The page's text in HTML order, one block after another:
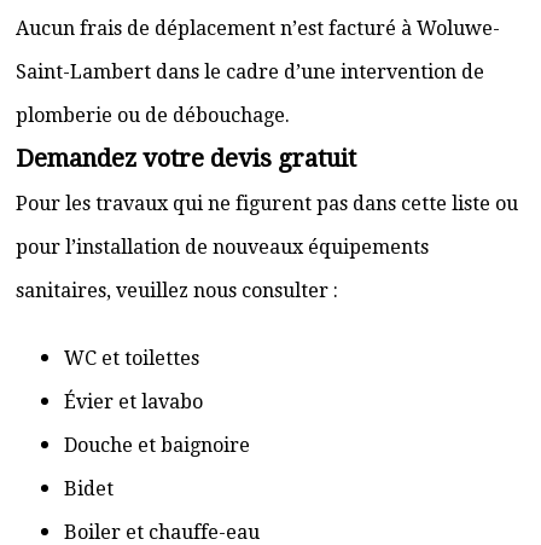
Aucun frais de déplacement n’est facturé à Woluwe-
Saint-Lambert dans le cadre d’une intervention de
plomberie ou de débouchage.
Demandez votre devis gratuit
Pour les travaux qui ne figurent pas dans cette liste ou
pour l’installation de nouveaux équipements
sanitaires, veuillez nous consulter :
WC et toilettes
Évier et lavabo
Douche et baignoire
Bidet
Boiler et chauffe-eau